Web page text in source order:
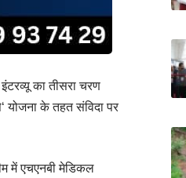
का तीसरा चरण
योजना के तहत संविदा पर
में एचएनबी मेडिकल